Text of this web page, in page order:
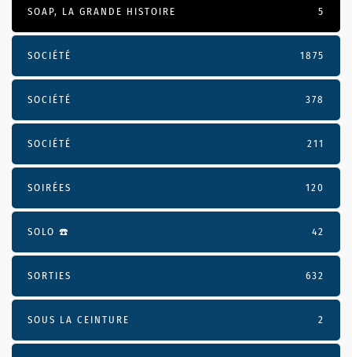
SOAP, LA GRANDE HISTOIRE 5
SOCIÉTÉ 1875
SOCIÉTÉ 378
SOCIÉTÉ 211
SOIRÉES 120
SOLO ☎️ 42
SORTIES 632
SOUS LA CEINTURE 2